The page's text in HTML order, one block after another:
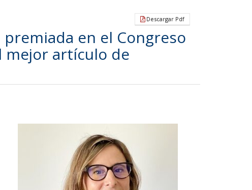
Descargar Pdf
en el Congreso
mejor artículo de